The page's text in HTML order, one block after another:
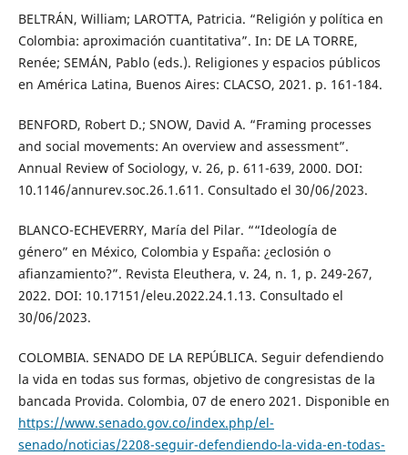
BELTRÁN, William; LAROTTA, Patricia. “Religión y política en
Colombia: aproximación cuantitativa”. In: DE LA TORRE,
Renée; SEMÁN, Pablo (eds.). Religiones y espacios públicos
en América Latina, Buenos Aires: CLACSO, 2021. p. 161-184.
BENFORD, Robert D.; SNOW, David A. “Framing processes
and social movements: An overview and assessment”.
Annual Review of Sociology, v. 26, p. 611-639, 2000. DOI:
10.1146/annurev.soc.26.1.611. Consultado el 30/06/2023.
BLANCO-ECHEVERRY, María del Pilar. ““Ideología de
género” en México, Colombia y España: ¿eclosión o
afianzamiento?”. Revista Eleuthera, v. 24, n. 1, p. 249-267,
2022. DOI: 10.17151/eleu.2022.24.1.13. Consultado el
30/06/2023.
COLOMBIA. SENADO DE LA REPÚBLICA. Seguir defendiendo
la vida en todas sus formas, objetivo de congresistas de la
bancada Provida. Colombia, 07 de enero 2021. Disponible en
https://www.senado.gov.co/index.php/el-
senado/noticias/2208-seguir-defendiendo-la-vida-en-todas-